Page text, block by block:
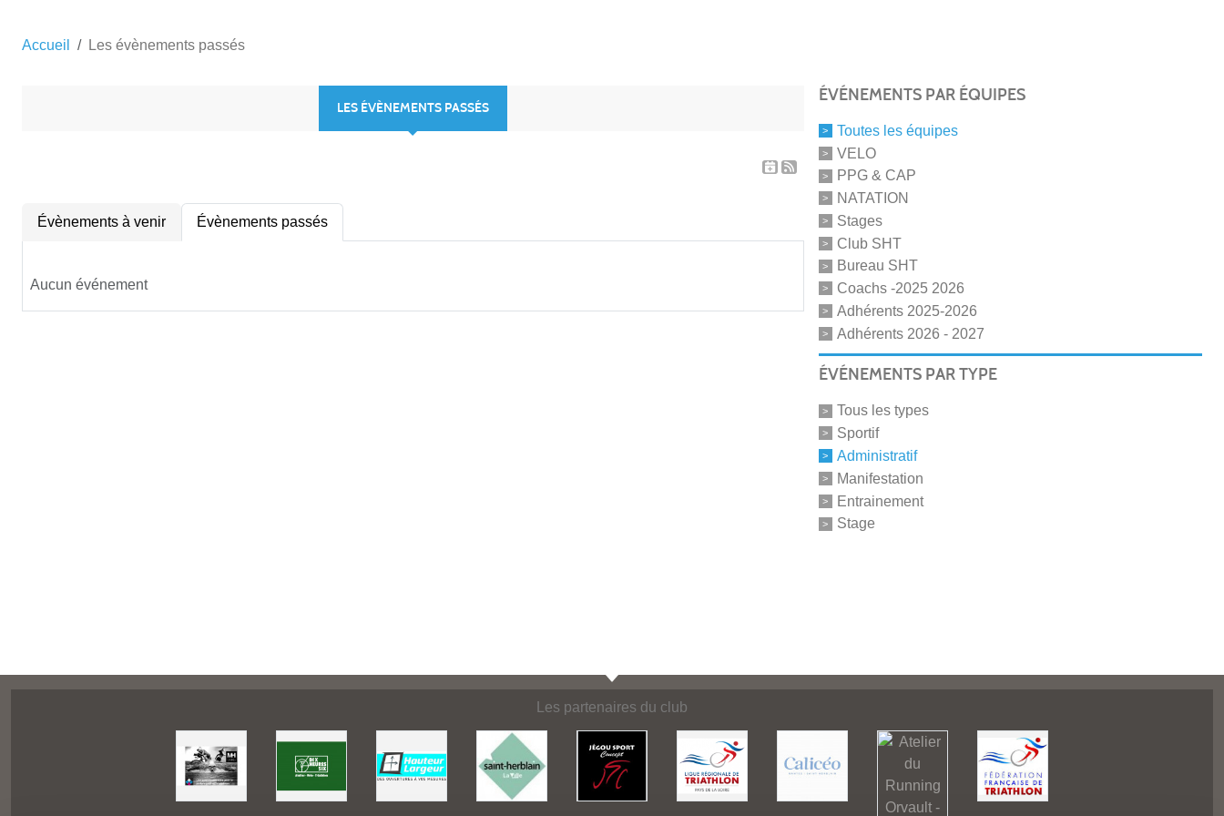
Accueil Les évènements passés
LES ÉVÈNEMENTS PASSÉS
Évènements à venir Évènements passés
Aucun événement
ÉVÉNEMENTS PAR ÉQUIPES
Toutes les équipes
VELO
PPG & CAP
NATATION
Stages
Club SHT
Bureau SHT
Coachs -2025 2026
Adhérents 2025-2026
Adhérents 2026 - 2027
ÉVÉNEMENTS PAR TYPE
Tous les types
Sportif
Administratif
Manifestation
Entrainement
Stage
Les partenaires du club